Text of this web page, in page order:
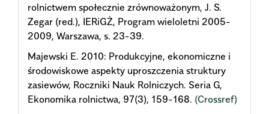
rolnictwem społecznie zrównoważonym, J. S.
Zegar (red.), IERiGŻ, Program wieloletni 2005-
2009, Warszawa, s. 23-39.
Majewski E. 2010: Produkcyjne, ekonomiczne i
środowiskowe aspekty uproszczenia struktury
zasiewów, Roczniki Nauk Rolniczych. Seria G,
Ekonomika rolnictwa, 97(3), 159-168. (Crossref)